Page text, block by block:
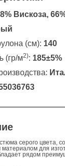
Вискоза,
(см): 140
(гр/м2): 185±5%
серого цвета,
для
рядом